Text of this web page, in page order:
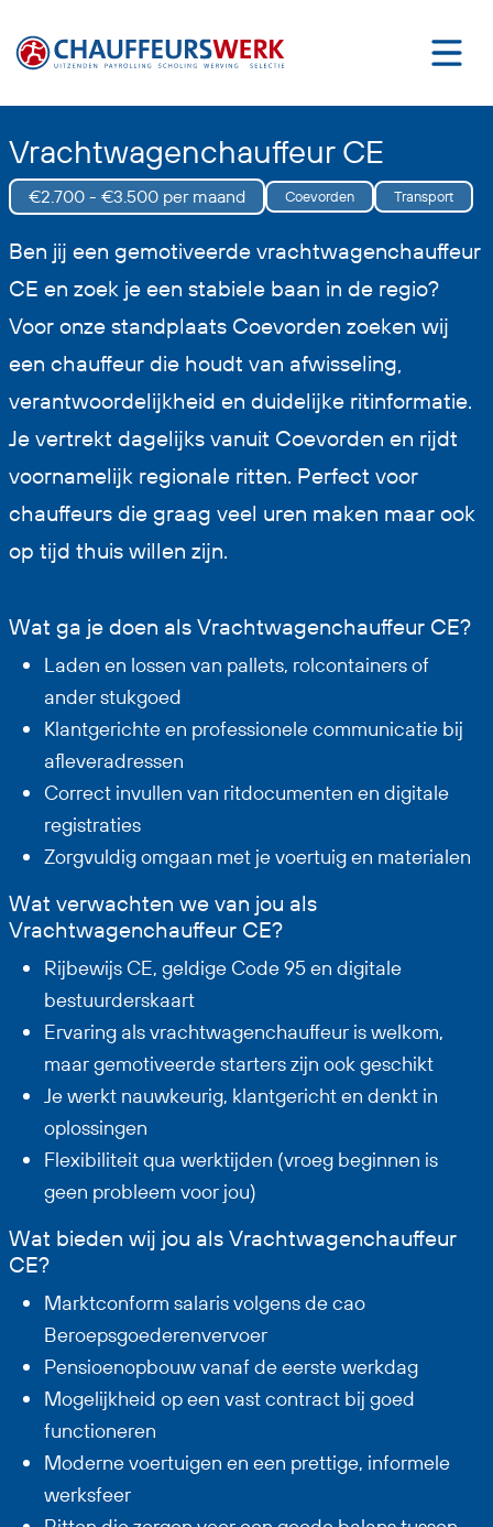
Vrachtwagenchauffeur CE
€2.700 - €3.500 per maand Coevorden Transport
Ben jij een gemotiveerde vrachtwagenchauffeur
CE en zoek je een stabiele baan in de regio?
Voor onze standplaats Coevorden zoeken wij
een chauffeur die houdt van afwisseling,
verantwoordelijkheid en duidelijke ritinformatie.
Je vertrekt dagelijks vanuit Coevorden en rijdt
voornamelijk regionale ritten. Perfect voor
chauffeurs die graag veel uren maken maar ook
op tijd thuis willen zijn.
Wat ga je doen als Vrachtwagenchauffeur CE?
Laden en lossen van pallets, rolcontainers of
ander stukgoed
Klantgerichte en professionele communicatie bij
afleveradressen
Correct invullen van ritdocumenten en digitale
registraties
Zorgvuldig omgaan met je voertuig en materialen
Wat verwachten we van jou als
Vrachtwagenchauffeur CE?
Rijbewijs CE, geldige Code 95 en digitale
bestuurderskaart
Ervaring als vrachtwagenchauffeur is welkom,
maar gemotiveerde starters zijn ook geschikt
Je werkt nauwkeurig, klantgericht en denkt in
oplossingen
Flexibiliteit qua werktijden (vroeg beginnen is
geen probleem voor jou)
Wat bieden wij jou als Vrachtwagenchauffeur
CE?
Marktconform salaris volgens de cao
Beroepsgoederenvervoer
Pensioenopbouw vanaf de eerste werkdag
Mogelijkheid op een vast contract bij goed
functioneren
Moderne voertuigen en een prettige, informele
werksfeer